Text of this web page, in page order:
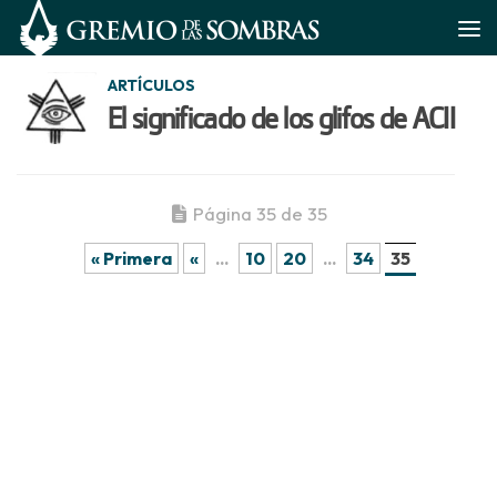
Saltar al contenido
ARTÍCULOS
El significado de los glifos de ACII
Página 35 de 35
« Primera « ... 10 20 ... 34 35